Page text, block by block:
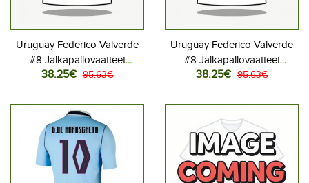
Uruguay Federico Valverde
#8 Jalkapallovaatteet
Kotipaita MM-kisat 2026
38.25€ 95.63€
Uruguay Federico Valverde
#8 Jalkapallovaatteet
Vieraspaita MM-kisat 2026
38.25€ 95.63€